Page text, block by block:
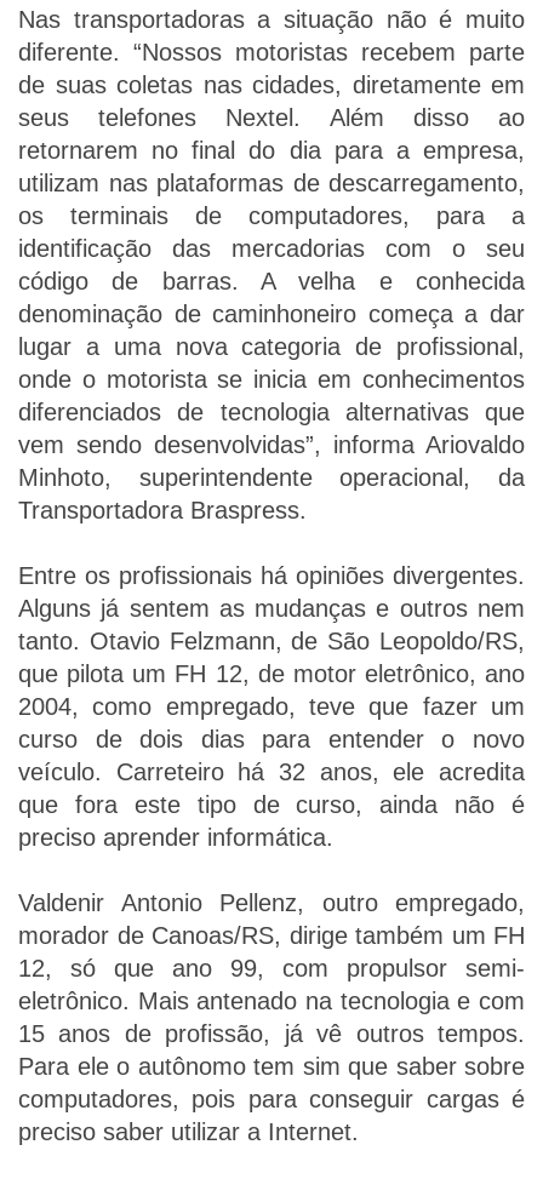
Nas transportadoras a situação não é muito
diferente. “Nossos motoristas recebem parte
de suas coletas nas cidades, diretamente em
seus telefones Nextel. Além disso ao
retornarem no final do dia para a empresa,
utilizam nas plataformas de descarregamento,
os terminais de computadores, para a
identificação das mercadorias com o seu
código de barras. A velha e conhecida
denominação de caminhoneiro começa a dar
lugar a uma nova categoria de profissional,
onde o motorista se inicia em conhecimentos
diferenciados de tecnologia alternativas que
vem sendo desenvolvidas”, informa Ariovaldo
Minhoto, superintendente operacional, da
Transportadora Braspress.
Entre os profissionais há opiniões divergentes.
Alguns já sentem as mudanças e outros nem
tanto. Otavio Felzmann, de São Leopoldo/RS,
que pilota um FH 12, de motor eletrônico, ano
2004, como empregado, teve que fazer um
curso de dois dias para entender o novo
veículo. Carreteiro há 32 anos, ele acredita
que fora este tipo de curso, ainda não é
preciso aprender informática.
Valdenir Antonio Pellenz, outro empregado,
morador de Canoas/RS, dirige também um FH
12, só que ano 99, com propulsor semi-
eletrônico. Mais antenado na tecnologia e com
15 anos de profissão, já vê outros tempos.
Para ele o autônomo tem sim que saber sobre
computadores, pois para conseguir cargas é
preciso saber utilizar a Internet.